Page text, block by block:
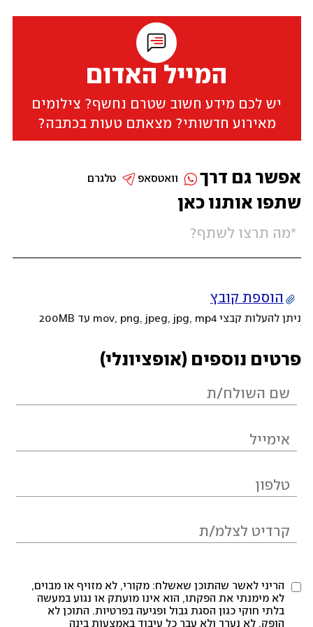
המייל האדום
יש לכם מידע חשוב שטרם נחשף? צילומים
מאירוע חדשותי? מצאתם טעות בכתבה?
שתפו אותנו כאן
הוספת קובץ
ניתן להעלות קבצי mov, png, jpeg, jpg, mp4 עד 200MB
פרטים נוספים (אופציונלי)
הריני לאשר שהתוכן שאשלח: מקורי, לא מזויף או מבוים,
לא מימנתי את הפקתו, הוא אינו מועתק או נגוע במעשה
בלתי חוקי כגון הסגת גבול ופגיעה בפרטיות. התוכן לא
הופק, לא נערך ולא עבר כל עיבוד באמצעות בינה
אפשר גם דרך טלגרם וואטסאפ